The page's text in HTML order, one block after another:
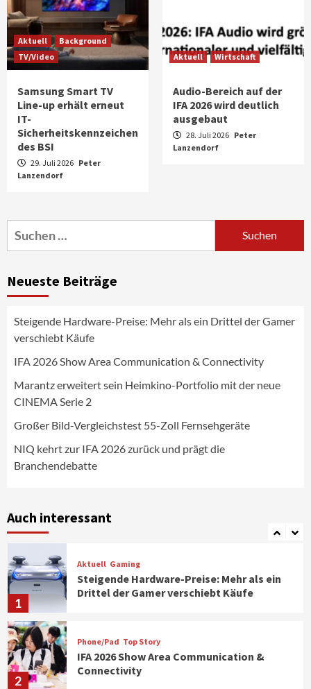
Aktuell
Background
TV/Video
Samsung Smart TV
Line-up erhält erneut
IT-
Sicherheitskennzeichen
des BSI
29. Juli 2026 Peter
Lanzendorf
Aktuell Wirtschaft
Audio-Bereich auf der
IFA 2026 wird deutlich
ausgebaut
28. Juli 2026 Peter
Lanzendorf
Suchen
nach:
Neueste Beiträge
Steigende Hardware-Preise: Mehr als ein Drittel der Gamer
verschiebt Käufe
IFA 2026 Show Area Communication & Connectivity
Marantz erweitert sein Heimkino-Portfolio mit der neue
CINEMA Serie 2
Großer Bild-Vergleichstest 55-Zoll Fernsehgeräte
NIQ kehrt zur IFA 2026 zurück und prägt die
Branchendebatte
Auch interessant
4
News aus dem Internet
Fernsehgeräte
5
NIQ kehrt zur IFA 2026 zurück und prägt
die Branchendebatte
6
Aktuell
CHERRY baut Vertriebsteam in
7
Klimageräte und Ventilatoren
1
Aktuell Gaming
Steigende Hardware-Preise: Mehr als ein
Drittel der Gamer verschiebt Käufe
2
Phone/Pad Top Story
IFA 2026 Show Area Communication &
Connectivity